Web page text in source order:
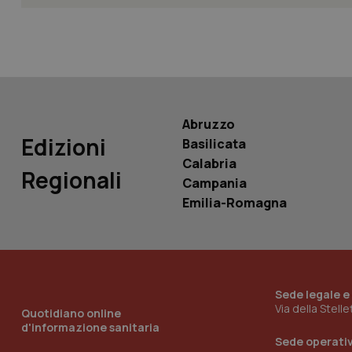
Edizioni
Regionali
Abruzzo
Basilicata
Calabria
Campania
Emilia-Romagna
Quotidiano online
d'informazione sanitaria
Sede legale
Via della
Sede
Nome
__Secure-YNID